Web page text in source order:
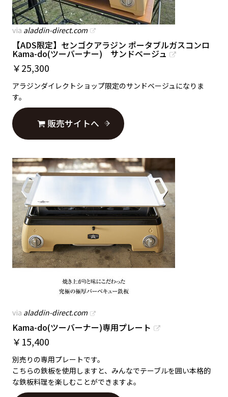
via aladdin-direct.com
【ADS限定】センゴクアラジン ポータブルガスコンロ
Kama-do(ツーバーナー) サンドベージュ
￥25,300
アラジンダイレクトショップ限定のサンドベージュになりま
す。
販売サイトへ
via aladdin-direct.com
Kama-do(ツーバーナー)専用プレート
￥ 15,400
別売りの専用プレートです。
こちらの鉄板を使用しますと、みんなでテーブルを囲い本格的
な鉄板料理を楽しむことができますよ。